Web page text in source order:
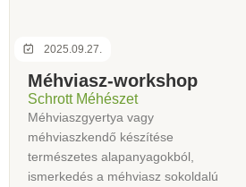
2025.09.27.
Méhviasz-workshop
Schrott Méhészet
Méhviaszgyertya vagy
méhviaszkendő készítése
természetes alapanyagokból,
ismerkedés a méhviasz sokoldalú